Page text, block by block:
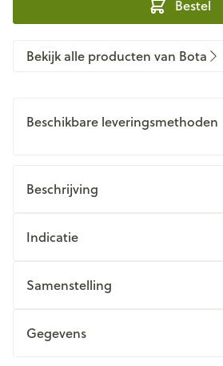
Bestel
Bekijk alle producten van Bota
Beschikbare leveringsmethoden
Beschrijving
Indicatie
Samenstelling
Gegevens